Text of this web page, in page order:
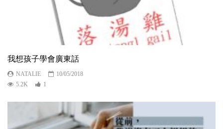
我想孩子學會廣東話
NATALIE
10/05/2018
5.2K
1